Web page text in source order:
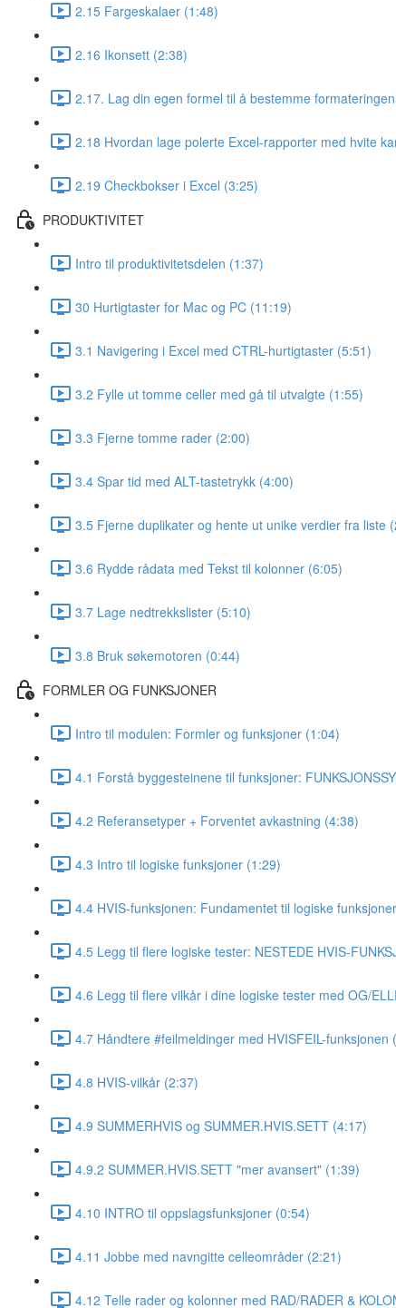
2.15 Fargeskalaer (1:48)
2.16 Ikonsett (2:38)
2.17. Lag din egen formel til å bestemme
2.18 Hvordan lage polerte Excel-rapporter med hvite
2.19 Checkbokser i Excel (3:25)
PRODUKTIVITET
Intro til produktivitetsdelen (1:37)
30 Hurtigtaster for Mac og PC (11:19)
3.1 Navigering i Excel med CTRL-hurtigtaster (5:51)
3.2 Fylle ut tomme celler med gå til utvalgte (1:55)
3.3 Fjerne tomme rader (2:00)
3.4 Spar tid med ALT-tastetrykk (4:00)
3.5 Fjerne duplikater og hente ut unike verdier fra liste
3.6 Rydde rådata med Tekst til kolonner (6:05)
3.7 Lage nedtrekkslister (5:10)
3.8 Bruk søkemotoren (0:44)
FORMLER OG FUNKSJONER
Intro til modulen: Formler og funksjoner (1:04)
4.1 Forstå byggesteinene til funksjoner:
4.2 Referansetyper + Forventet avkastning (4:38)
4.3 Intro til logiske funksjoner (1:29)
4.4 HVIS-funksjonen: Fundamentet til logiske
4.5 Legg til flere logiske tester: NESTEDE HVIS-
4.6 Legg til flere vilkår i dine logiske tester med OG/
4.7 Håndtere #feilmeldinger med HVISFEIL-funksjonen
4.8 HVIS-vilkår (2:37)
4.9 SUMMERHVIS og SUMMER.HVIS.SETT (4:17)
4.9.2 SUMMER.HVIS.SETT "mer avansert" (1:39)
4.10 INTRO til oppslagsfunksjoner (0:54)
4.11 Jobbe med navngitte celleområder (2:21)
4.12 Telle rader og kolonner med RAD/RADER &